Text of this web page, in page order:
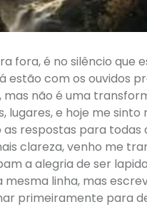
fora, é no silêncio que
estão com os ouvidos
não é uma
e hoje me
respostas para todas
clareza, venho me
a alegria de ser
linha, mas
primeiramente para